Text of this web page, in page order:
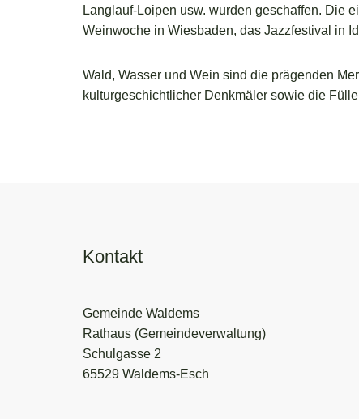
Langlauf-Loipen usw. wurden geschaffen. Die
Weinwoche in Wiesbaden, das Jazzfestival in
Wald, Wasser und Wein sind die prägenden
kulturgeschichtlicher Denkmäler sowie die
Kontakt
Gemeinde Waldems
Rathaus (Gemeindeverwaltung)
Schulgasse 2
65529 Waldems-Esch